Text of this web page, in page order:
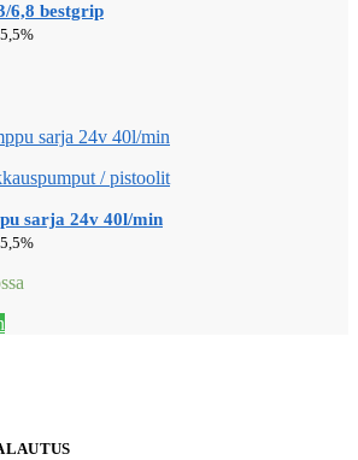
6,8 bestgrip
/ pistoolit
sarja 24v 40l/min